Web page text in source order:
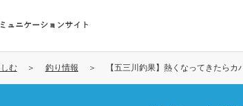
ュニケーションサイト
む 釣り情報 【五三川釣果】熱くなってきたらカ